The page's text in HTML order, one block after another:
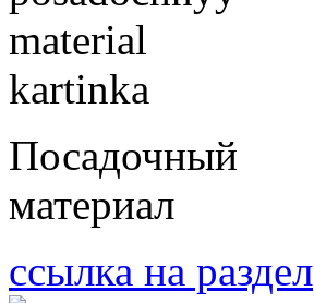
Посадочный
материал
ссылка на раздел